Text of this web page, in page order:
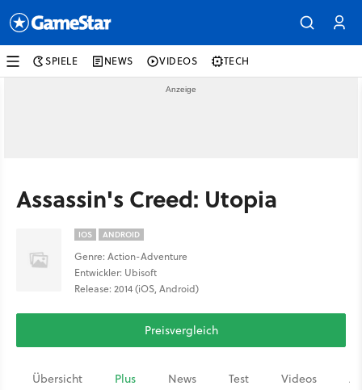
SPIELE NEWS VIDEOS TECH
Assassin's Creed: Utopia
IOS ANDROID
Genre: Action-Adventure
Entwickler: Ubisoft
Release: 2014 (iOS, Android)
Preisvergleich
Übersicht Plus News Test Videos